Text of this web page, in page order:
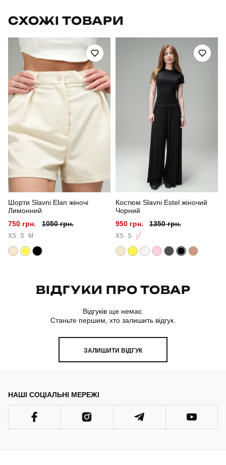
Артикул OWku2877Skh
Призначення для повсякденного носіння
Стать
Стиль
Сезон
Колір
Матеріал софтшел
Країна - виробник
СХОЖІ ТОВАРИ
Шорти Slavni Elan жіночі
Лимонний
750 грн.
1050 грн.
XS S M
Костюм Slavni Estel жіночий
Чорний
950 грн.
1350 грн.
XS S M
ВІДГУКИ ПРО ТОВАР
Відгуків ще немає.
Станьте першим, хто залишить відгук.
ЗАЛИШИТИ ВІДГУК
НАШІ СОЦІАЛЬНІ МЕРЕЖІ